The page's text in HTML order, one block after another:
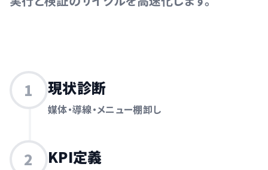
1 現状診断
媒体・導線・メニュー棚卸し
2 KPI定義